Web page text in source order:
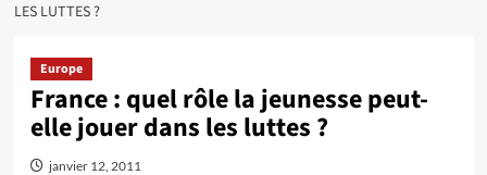
LES LUTTES ?
Europe
France : quel rôle la jeunesse peut-
elle jouer dans les luttes ?
janvier 12, 2011